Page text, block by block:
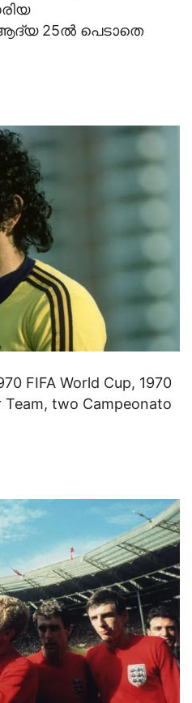
25ല്‍ പെടാതെ
FIFA World Cup, 1970
Team, two Campeonato